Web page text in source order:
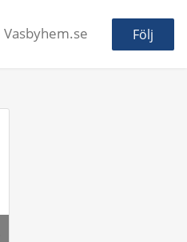
Vasbyhem.se Följ